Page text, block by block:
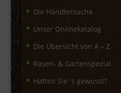
Die Händlersuche
Unser Onlinekatalog
Die Übersicht von A – Z
Rasen- & Gartenspezial
Hätten Sie´s gewusst?